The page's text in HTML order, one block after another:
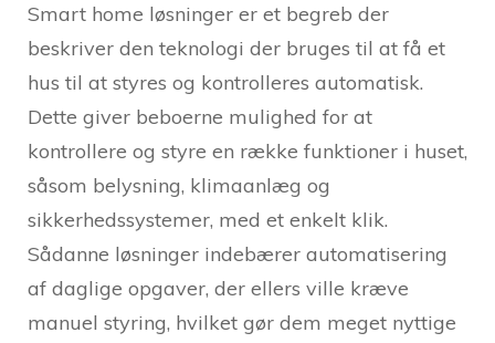
Smart home løsninger er et begreb der
beskriver den teknologi der bruges til at få et
hus til at styres og kontrolleres automatisk.
Dette giver beboerne mulighed for at
kontrollere og styre en række funktioner i huset,
såsom belysning, klimaanlæg og
sikkerhedssystemer, med et enkelt klik.
Sådanne løsninger indebærer automatisering
af daglige opgaver, der ellers ville kræve
manuel styring, hvilket gør dem meget nyttige